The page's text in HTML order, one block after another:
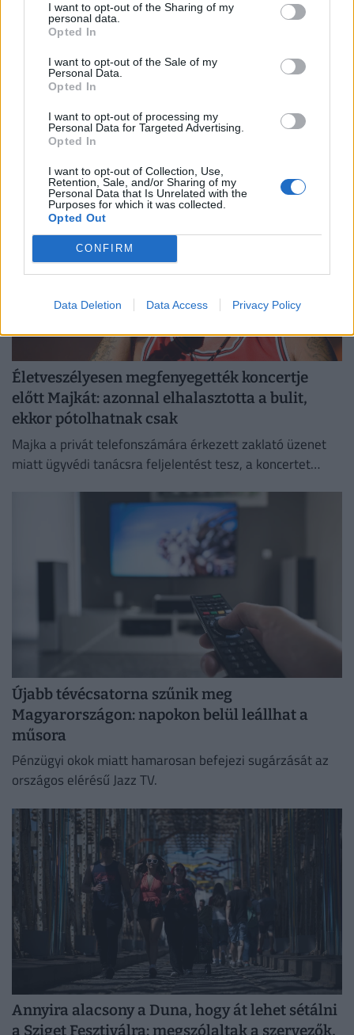
I want to opt-out of the Sharing of my
personal data.
Opted In
I want to opt-out of the Sale of my
Personal Data.
Opted In
I want to opt-out of processing my
Personal Data for Targeted Advertising.
Opted In
I want to opt-out of Collection, Use,
Retention, Sale, and/or Sharing of my
Personal Data that Is Unrelated with the
Purposes for which it was collected.
Opted Out
CONFIRM
Data Deletion Data Access Privacy Policy
A kukában végezte a 400 milliós
lottófőnyeremény: hihetetlen hajsza indult a
Egy dél-olaszországi lottójátékos véletlenül kidobta az
egymillió eurót érő nyertes szelvényét, ám a
szemétszállítók kétnapos kutatás után megtalálták azt a
hulladékhegyben.
Életveszélyesen megfenyegették koncertje
előtt Majkát: azonnal elhalasztotta a bulit,
ekkor pótolhatnak csak
Majka a privát telefonszámára érkezett zaklató üzenet
miatt ügyvédi tanácsra feljelentést tesz, a koncertet
Újabb tévécsatorna szűnik meg
Magyarországon: napokon belül leállhat a
műsora
Pénzügyi okok miatt hamarosan befejezi sugárzását az
országos elérésű Jazz TV.
Annyira alacsony a Duna, hogy át lehet sétálni
a Sziget Fesztiválra: megszólaltak a szervezők,